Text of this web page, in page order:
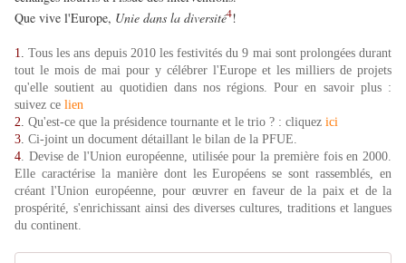
Que vive l'Europe, Unie dans la diversité4!
1 .Tous les ans depuis 2010 les festivités du 9 mai sont prolongées durant
tout le mois de mai pour y célébrer l'Europe et les milliers de projets
qu'elle soutient au quotidien dans nos régions. Pour en savoir plus :
suivez ce lien
2 Qu'est-ce que la présidence tournante et le trio ? : cliquez ici
3 Ci-joint un document détaillant le bilan de la PFUE.
4 . Devise de l'Union européenne, utilisée pour la première fois en 2000.
Elle caractérise la manière dont les Européens se sont rassemblés, en
créant l'Union européenne, pour œuvrer en faveur de la paix et de la
prospérité, s'enrichissant ainsi des diverses cultures, traditions et langues
du continent.